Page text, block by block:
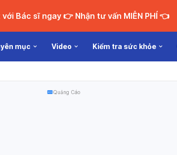
Chat với Bác sĩ ngay 👉 Nhận tư vấn MIỄN PHÍ 👈
mục Video Kiểm tra sức khỏe
Quảng Cáo